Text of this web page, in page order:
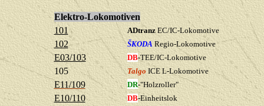
Elektro-Lokomotiven
101
ADtranzEC/IC-Lokomotive
102 ŠKODARegio-Lokomotive
E03/103 DB-TEE/IC-Lokomotive
105 TalgoICE L-Lokomotive
E11/109 DR-"Holzroller"
E10/110 DB-Einheitslok